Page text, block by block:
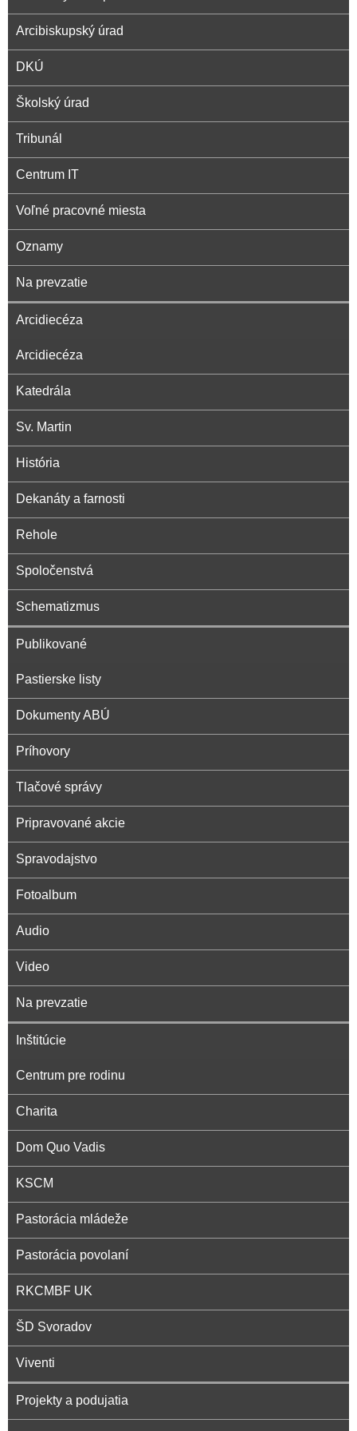
l
a
v
s
k
á
a
r
c
d
i
e
c
é
z
a
i
e
Arcibiskupský úrad
DKÚ
Školský úrad
Tribunál
Centrum IT
Voľné pracovné miesta
Oznamy
Na prevzatie
Arcidiecéza
Arcidiecéza
Katedrála
Sv. Martin
História
Dekanáty a farnosti
Rehole
Spoločenstvá
Schematizmus
Publikované
Pastierske listy
Dokumenty ABÚ
Príhovory
Tlačové správy
Pripravované akcie
Spravodajstvo
Fotoalbum
Audio
Video
Na prevzatie
Inštitúcie
Centrum pre rodinu
Charita
Dom Quo Vadis
KSCM
Pastorácia mládeže
Pastorácia povolaní
RKCMBF UK
ŠD Svoradov
Viventi
Projekty a podujatia